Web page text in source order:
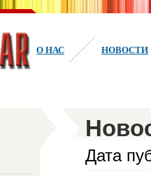
О НАС НОВОСТИ
Дата